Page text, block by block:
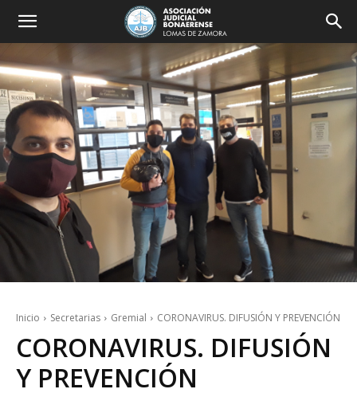
Inicio Secretarias Gremial CORONAVIRUS. DIFUSIÓN Y PREVENCIÓN
CORONAVIRUS. DIFUSIÓN
Y PREVENCIÓN